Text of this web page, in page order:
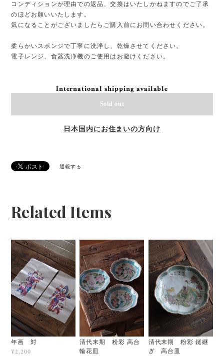
コンディションが理由での返品、交換はいたしかねますのでご了承
のほどお願いいたします。
気になることがございましたらご購入前にお問い合わせください。
柔らかいスポンジで丁寧に洗浄し、乾燥させてください。
電子レンジ、食器洗浄機のご使用はお避けください。
International shipping available
Sold out
日本国内にお住まいの方向け
通報する
Related Items
年画 対
¥2,200
清代末期 粉彩 高台
輪花皿
清代末期 粉彩 鎹継
ぎ 高台皿